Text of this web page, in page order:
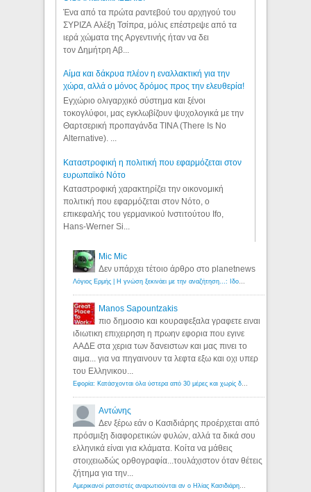
Ένα από τα πρώτα ραντεβού του αρχηγού του
ΣΥΡΙΖΑ Αλέξη Τσίπρα, μόλις επέστρεψε από τα
ιερά χώματα της Αργεντινής ήταν να δει
τον Δημήτρη Αβ...
Αίμα και δάκρυα πλέον η εναλλακτική για την
χώρα, αλλά ο μόνος δρόμος προς την ελευθερία!
Εγχώριο ολιγαρχικό σύστημα και ξένοι
τοκογλύφοι, μας εγκλωβίζουν ψυχολογικά με την
Θαρτσερική προπαγάνδα TINA (There Is No
Alternative). ...
Καταστροφική η πολιτική που εφαρμόζεται στον
ευρωπαϊκό Νότο
Καταστροφική χαρακτηρίζει την οικονομική
πολιτική που εφαρμόζεται στον Νότο, ο
επικεφαλής του γερμανικού Ινστιτούτου Ifo,
Hans-Werner Si...
Mic Mic
Δεν υπάρχει τέτοιο άρθρο στο planetnews
Λόγιος Ερμής | Η γνώση ξεκινάει με την αναζήτηση...: Ιδού οι 18 που χρωστούν 11 δις ευρώ!
Manos Sapountzakis
πιο δημοσιο και κουραφεξαλα γραφετε ειναι
ιδιωτικη επιχειρηση η πρωην εφορια που εγινε
ΑΑΔΕ στα χερια των δανειστων και μας πινει το
αιμα... για να πηγαινουν τα λεφτα εξω και οχι υπερ
του Ελληνικου...
Εφορία: Κατάσχονται όλα ύστερα από 30 μέρες και χωρίς δικαστικές αποφάσεις - Λόγιος Ερμής
Αντώνης
Δεν ξέρω εάν ο Κασιδιάρης προέρχεται από
πρόσμιξη διαφορετικών φυλών, αλλά τα δικά σου
ελληνικά είναι για κλάματα. Κοίτα να μάθεις
στοιχειωδώς ορθογραφία...τουλάχιστον όταν θέτεις
ζήτημα για την...
Αμερικανοί ρατσιστές αναρωτιούνται αν ο Ηλίας Κασιδιάρης ανήκει στη λευκή φυλή... - Λόγιος Ερμής